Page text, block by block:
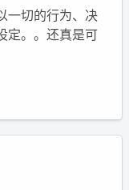
一切的行为、决
定。。还真是可